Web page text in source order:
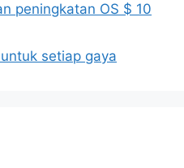
peningkatan OS $ 10
setiap gaya